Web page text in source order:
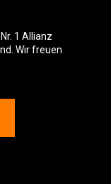
1 Allianz
Wir freuen